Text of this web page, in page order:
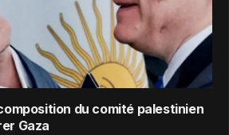
du comité palestinien
Gaza